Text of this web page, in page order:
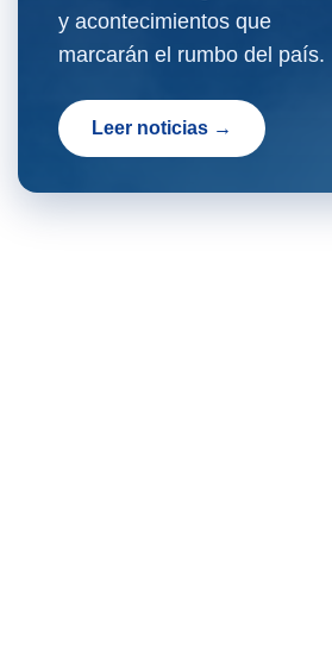
y acontecimientos que
marcarán el rumbo del país.
Leer noticias →